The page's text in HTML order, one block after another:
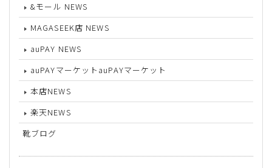
&モール NEWS
MAGASEEK店 NEWS
auPAY NEWS
auPAYマーケットauPAYマーケット
本店NEWS
楽天NEWS
靴ブログ